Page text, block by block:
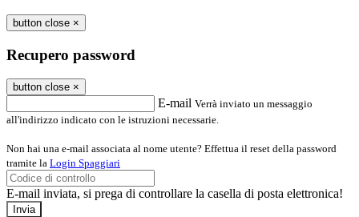
button close ×
Recupero password
button close ×
E-mail Verrà inviato un messaggio
all'indirizzo indicato con le istruzioni necessarie.
Non hai una e-mail associata al nome utente? Effettua il reset della password
tramite la Login Spaggiari
E-mail inviata, si prega di controllare la casella di posta elettronica!